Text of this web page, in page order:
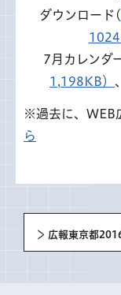
ダウンロード(
7月カレンダ
1,198KB） 、
※過去に、WEB
ら
広報東京都